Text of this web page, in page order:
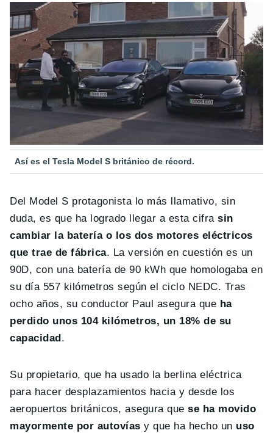
Así es el Tesla Model S británico de récord.
Del Model S protagonista lo más llamativo, sin
duda, es que ha logrado llegar a esta cifrasin
cambiar la batería o los dos motores eléctricos
que trae de fábrica. La versión en cuestión es un
90D, con una batería de 90 kWh que homologaba en
su día 557 kilómetros según el ciclo NEDC. Tras
ocho años, su conductor Paul asegura que ha
perdido unos 104 kilómetros, un 18% de su
capacidad.
Su propietario, que ha usado la berlina eléctrica
para hacer desplazamientos hacia y desde los
aeropuertos británicos, asegura quese ha movido
mayormente por autovías y que ha hecho un uso